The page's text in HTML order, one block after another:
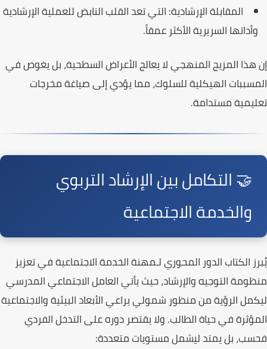
المقابلة الإرشادية:التي تعد القلب النابض للعملية الإرشادية
وأداتها السريرية الأكثر عمقاً.
إن هذا المزيج المنهجي لا يعالج الأعراض السطحية، بل يغوص في
المسببات الهيكلية للسلوك، مما يؤدي إلى صياغة مخرجات
تعليمية مستدامة.
🤝 التكامل بين الإرشاد التربوي
والخدمة الاجتماعية
يُبرز الكتابالدور المحوري لـمهنة الخدمة الاجتماعيةفي تعزيز
منظومة التوجيه والإرشاد، حيث يأتي العامل الاجتماعي المدرسي
ليكمل الرؤية من منظور شمولي يراعي الأبعاد البيئية والاجتماعية
المؤثرة في حياة الطالب. ولا يقتصر دوره على التدخل الفردي
فحسب، بل يمتد ليشمل مستويات متعددة: